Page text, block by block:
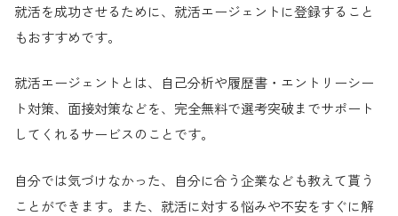
就活を成功させるために、就活エージェントに登録すること
もおすすめです。
就活エージェントとは、自己分析や履歴書・エントリーシー
ト対策、面接対策などを、完全無料で選考突破までサポート
してくれるサービスのことです。
自分では気づけなかった、自分に合う企業なども教えて貰う
ことができます。また、就活に対する悩みや不安をすぐに解